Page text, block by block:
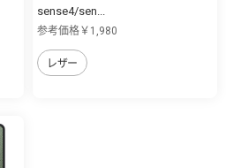
sense4/sen...
参考価格￥1,980
レザー